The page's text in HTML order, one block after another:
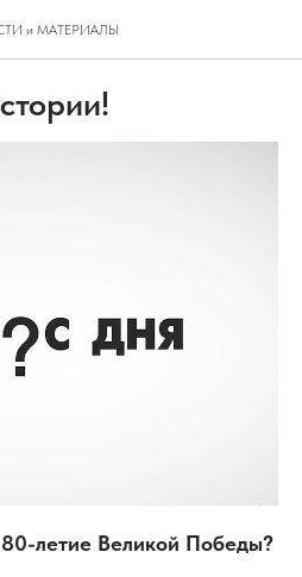
и МАТЕРИАЛЫ
летие Великой Победы?